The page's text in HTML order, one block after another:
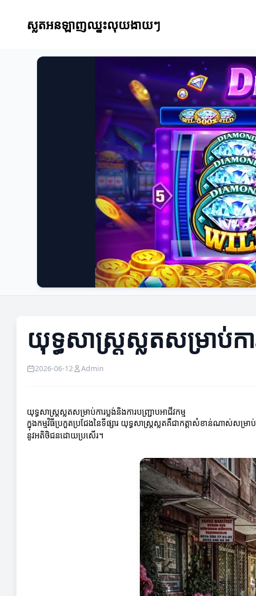
ស្លតអនឡាញឈ្នះលុយងាយៗ
យុទ្ធសាស្ត្រស្លតសម្រាប់កា
2026-06-12 Admin
យុទ្ធសាស្ត្រស្លតសម្រាប់ការប្លង់និងការបញ្ជ្រាបអាជីវកម្ម
ក្នុងកម្មវិធីប្រកួតប្រជែងនៃទីផ្សារ យុទ្ធសាស្ត្រស្លតគឺជាកត្តាសំខាន់ណាស់សម្រ
នូវអតិថិជនដោយប្រសើរ។